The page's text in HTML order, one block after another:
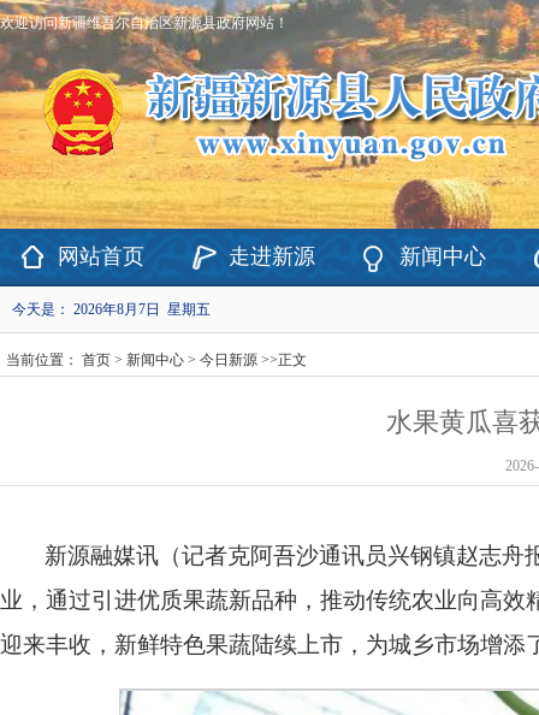
欢迎访问新疆维吾尔自治区新源县政府网站！
网站首页 走进新源 新闻中心
今天是： 2026年8月7日 星期五
当前位置： 首页 > 新闻中心 > 今日新源 >>正文
水果黄瓜喜
新源融媒讯（记者克阿吾沙通讯员兴钢镇赵志
业，通过引进优质果蔬新品种，推动传统农业向高
迎来丰收，新鲜特色果蔬陆续上市，为城乡市场增添